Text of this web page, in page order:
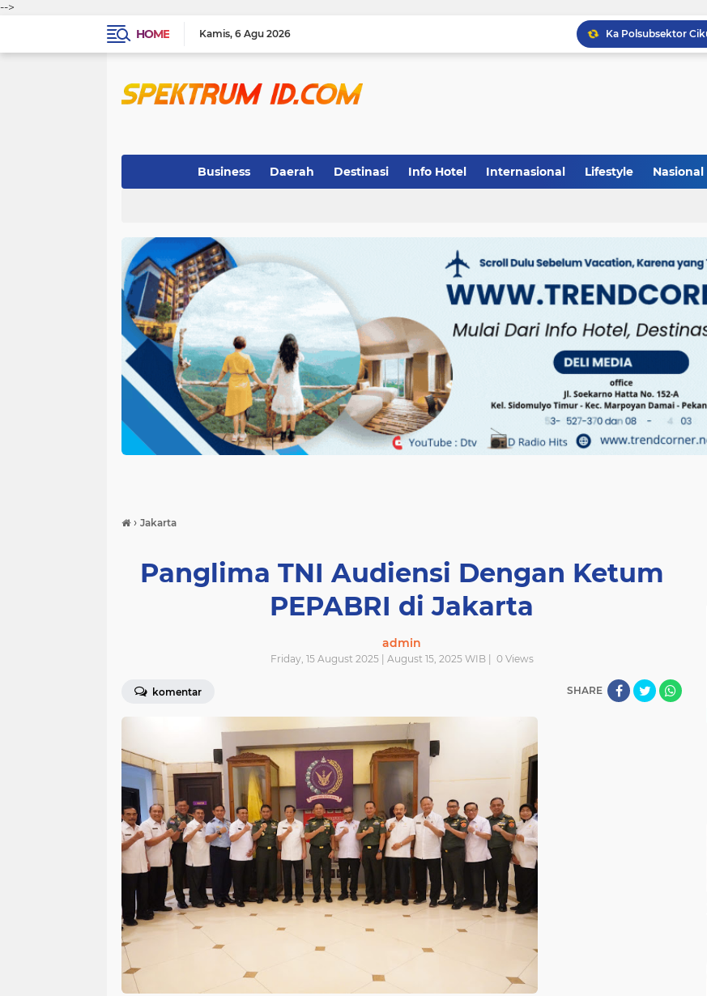
-->
HOME
Kamis 6 Agu 2026
Business Daerah Destinasi Info Hotel Internasional Lifestyle Nasional
› Jakarta
Panglima TNI Audiensi Dengan Ketum
PEPABRI di Jakarta
admin
Friday, 15 August 2025 | August 15, 2025 WIB | 0Views
komentar SHARE